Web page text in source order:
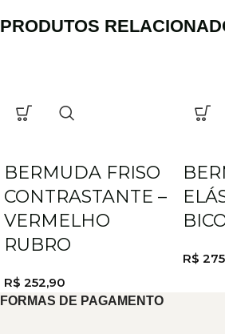
PRODUTOS
BERMUDA FRISO
CONTRASTANTE –
VERMELHO
RUBRO
R$ 252,90
R$
FORMAS DE PAGAMENTO